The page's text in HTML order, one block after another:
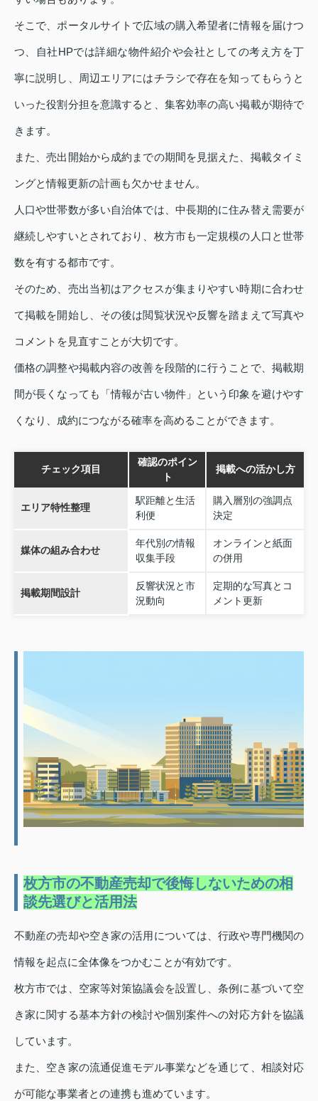
そこで、ポータルサイトで広域の購入希望者に情報を届けつ
つ、自社HPでは詳細な物件紹介や会社としての考え方を丁
寧に説明し、周辺エリアにはチラシで存在を知ってもらうと
いった役割分担を意識すると、集客効率の高い掲載が期待で
きます。
また、売出開始から成約までの期間を見据えた、掲載タイミ
ングと情報更新の計画も欠かせません。
人口や世帯数が多い自治体では、中長期的に住み替え需要が
継続しやすいとされており、枚方市も一定規模の人口と世帯
数を有する都市です。
そのため、売出当初はアクセスが集まりやすい時期に合わせ
て掲載を開始し、その後は閲覧状況や反響を踏まえて写真や
コメントを見直すことが大切です。
価格の調整や掲載内容の改善を段階的に行うことで、掲載期
間が長くなっても「情報が古い物件」という印象を避けやす
くなり、成約につながる確率を高めることができます。
チェック項目
確認のポイン
ト
掲載への活かし方
エリア特性整理
駅距離と生活
利便
購入層別の強調点
決定
媒体の組み合わせ
年代別の情報
収集手段
オンラインと紙面
の併用
掲載期間設計
反響状況と市
況動向
定期的な写真とコ
メント更新
枚方市の不動産売却で後悔しないための相
談先選びと活用法
不動産の売却や空き家の活用については、行政や専門機関の
情報を起点に全体像をつかむことが有効です。
枚方市では、空家等対策協議会を設置し、条例に基づいて空
き家に関する基本方針の検討や個別案件への対応方針を協議
しています。
また、空き家の流通促進モデル事業などを通じて、相談対応
が可能な事業者との連携も進めています。